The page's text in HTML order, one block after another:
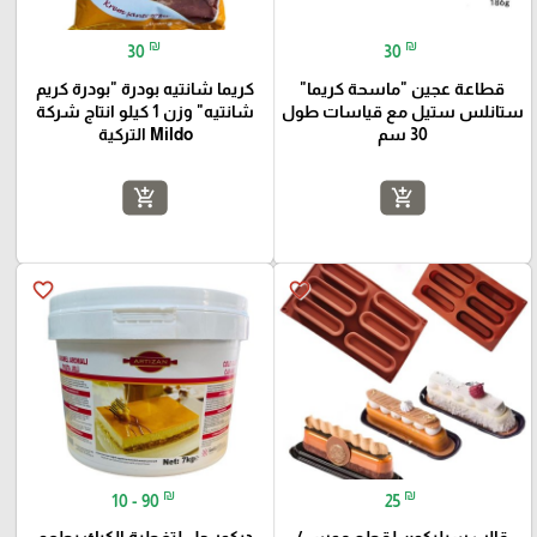
30 ₪
قطاعة عجين "ماسحة كريما"
ستانلس ستيل مع قياسات طول
30 سم
add_shopping_cart
30 ₪
كريما شانتيه بودرة "بودرة كريم
شانتيه" وزن 1 كيلو انتاج شركة
Mildo التركية
add_shopping_cart
favorite_border
25 ₪
favorite_border
10 - 90 ₪